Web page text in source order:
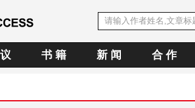
书 籍 新 闻 合 作